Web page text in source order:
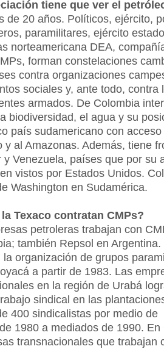
tiene que ver el
de 20 años. Políticos, ejército,
paramilitares, ejército
norteamericana DEA,
forman constelaciones
contra organizaciones
sociales y, ante todo, contra
armados. De Colombia
biodiversidad, el agua y su
país sudamericano con acceso
y al Amazonas. Además, tiene
Venezuela, países que por su
vistos por Estados Unidos.
Washington en Sudamérica.
la Texaco contratan CMPs?
petroleras trabajan con
también Repsol en Argentina.
organización de grupos
a partir de 1983. Las
en la región de Urabá
sindical en las
400 sindicalistas por medio de
1980 a mediados de 1990. En
transnacionales que trabajan